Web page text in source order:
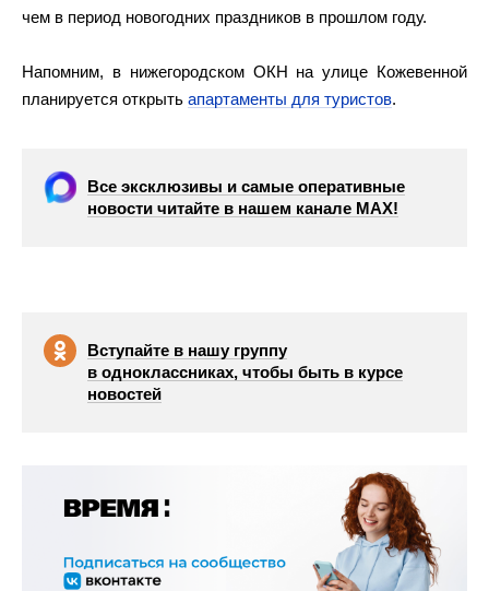
чем в период новогодних праздников в прошлом году.
Напомним, в нижегородском ОКН на улице Кожевенной
планируется открыть апартаменты для туристов.
Все эксклюзивы и самые оперативные
новости читайте в нашем канале МАХ!
Вступайте в нашу группу
в одноклассниках, чтобы быть в курсе
новостей